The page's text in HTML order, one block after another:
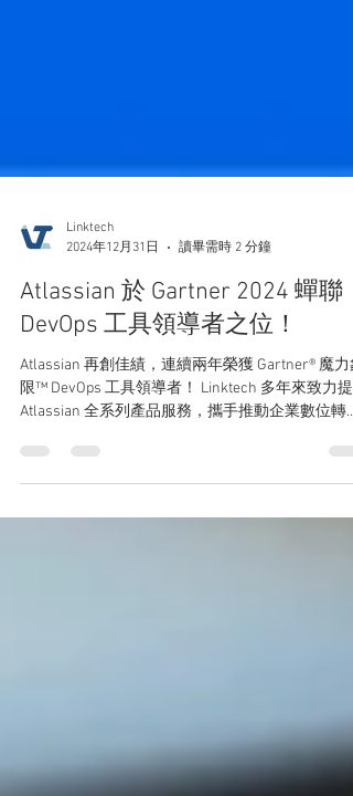
Linktech
2024年12月31日
讀畢需時 2 分鐘
Atlassian 於 Gartner 2024 蟬聯
DevOps 工具領導者之位！
Atlassian 再創佳績，連續兩年榮獲 Gartner® 魔力
限™ DevOps 工具領導者！ Linktech 多年來致力提
型。Linktech | Atlassian | DevOps Leader